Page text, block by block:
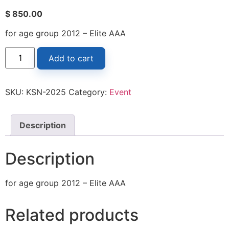
$ 850.00
for age group 2012 – Elite AAA
Add to cart
SKU: KSN-2025 Category: Event
Description
Description
for age group 2012 – Elite AAA
Related products